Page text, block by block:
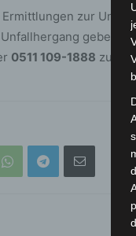
zur
geben
0511 109-1888 zu